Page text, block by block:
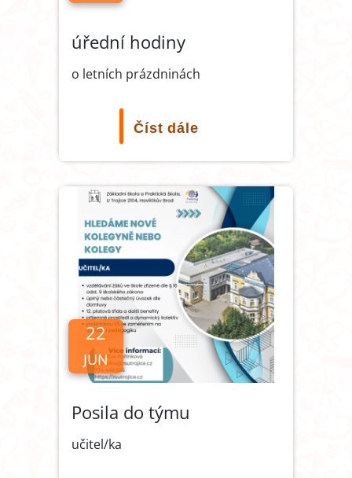
úřední hodiny
o letních prázdninách
Číst dále
22
JUN
Posila do týmu
učitel/ka